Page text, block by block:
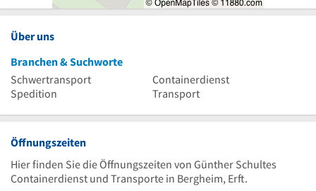
Über uns
Branchen & Suchworte
Schwertransport
Containerdienst
Spedition
Transport
Öffnungszeiten
Hier finden Sie die Öffnungszeiten von Günther Schultes
Containerdienst und Transporte in Bergheim, Erft.